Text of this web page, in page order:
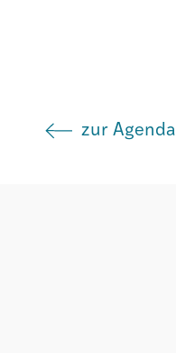
Vereinzur Agenda